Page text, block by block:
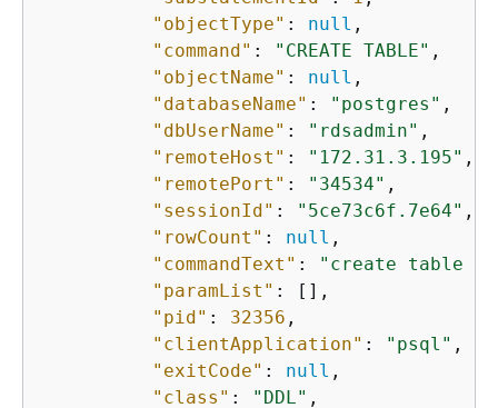
"objectType" : null ,
"command" : "CREATE TABLE" ,
"objectName" : null ,
"databaseName" : "postgres" ,
"dbUserName" : "rdsadmin" ,
"remoteHost" : "172.31.3.195" ,
"remotePort" : "34534" ,
"sessionId" : "5ce73c6f.7e64" ,
"rowCount" : null ,
"commandText" :
"create table
"paramList" : [],
"pid" : 32356 ,
"clientApplication" : "psql" ,
"exitCode" : null ,
"class" : "DDL" ,